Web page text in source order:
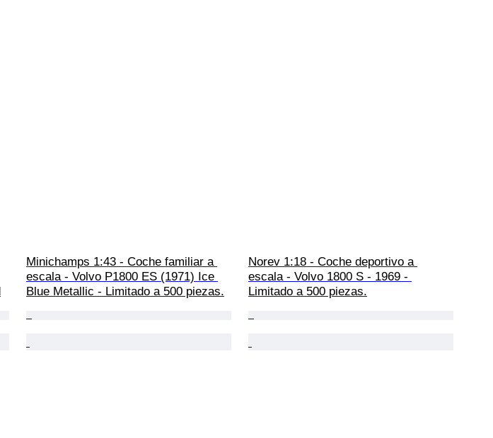
Minichamps 1:43 - Coche familiar a
escala - Volvo P1800 ES (1971) Ice
Blue Metallic - Limitado a 500 piezas.
Norev 1:18 - Coche deportivo a
escala - Volvo 1800 S - 1969 -
Limitado a 500 piezas.